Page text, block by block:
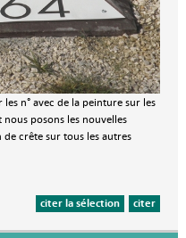
n° avec de la peinture sur les
posons les nouvelles
crête sur tous les autres
citer
citer la sélection